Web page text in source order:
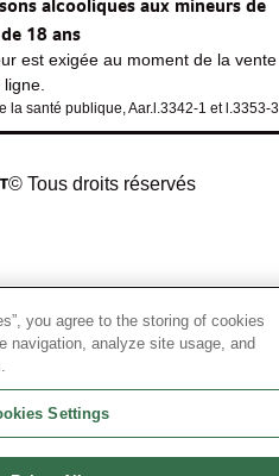
alcooliques aux mineurs de
18 ans
est exigée au moment de la vente
ligne.
la santé publique, Aar.l.3342-1 et l.3353-3
© Tous droits réservés
you agree to the storing of cookies
navigation, analyze site usage, and
Settings